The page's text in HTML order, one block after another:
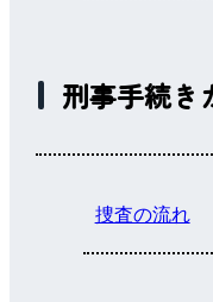
刑事手続き
捜査の流れ